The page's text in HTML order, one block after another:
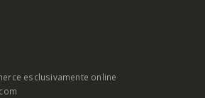
esclusivamente online